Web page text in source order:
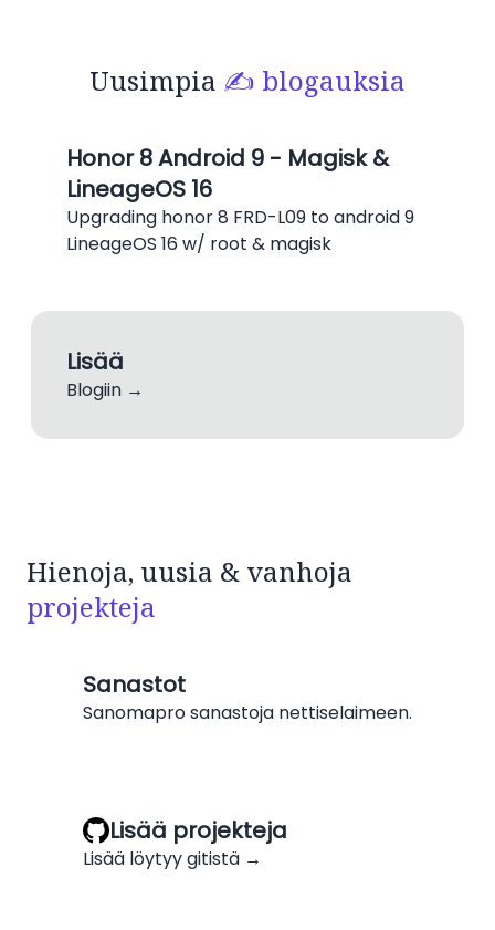
Uusimpia ✍️ blogauksia
Honor 8 Android 9 - Magisk &
LineageOS 16
Upgrading honor 8 FRD-L09 to android 9
LineageOS 16 w/ root & magisk
Lisää
Blogiin →
Hienoja, uusia & vanhoja
projekteja
Sanastot
Sanomapro sanastoja nettiselaimeen.
Lisää projekteja
Lisää löytyy gitistä →